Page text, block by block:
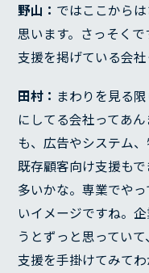
野山： ではここから
思います。さっそく
支援を掲げている会社
田村： まわりを見る
にしてる会社ってあ
も、広告やシステム
既存顧客向け支援も
多いかな。専業でや
いイメージですね。
うとずっと思ってい
支援を手掛けてみて